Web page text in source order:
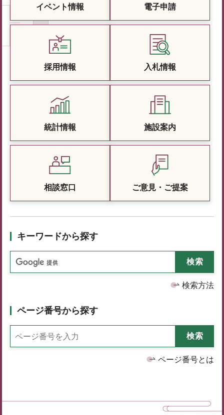
イベント情報 電子申請
採用情報 入札情報
統計情報 施設案内
相談窓口 ご意見・ご提案
キーワードから探す
検索方法
ページ番号から探す
ページ番号とは